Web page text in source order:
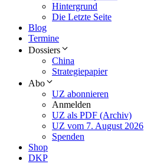
Hintergrund
Die Letzte Seite
Blog
Termine
Dossiers
China
Strategiepapier
Abo
UZ abonnieren
Anmelden
UZ als PDF (Archiv)
UZ vom 7. August 2026
Spenden
Shop
DKP